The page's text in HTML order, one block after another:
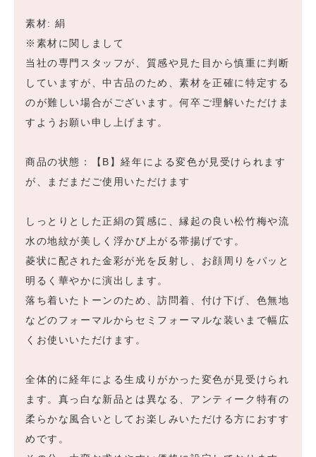
素材: 絹
※素材に関しまして
当社の専門スタッフが、質感や見た目から慎重に判断
していますが、中古品のため、素材を正確に特定する
のが難しい場合がございます。何卒ご理解いただけま
すようお願い申し上げます。
商品の状態：【B】経年による変色が見受けられます
が、まだまだご使用いただけます
しっとりとした正絹の質感に、縁起の良い松竹梅や流
水の地紋が美しく浮かび上がる帯揚げです。
菱状に配された金彩が光を反射し、お顔周りをパッと
明るく華やかに演出します。
落ち着いたトーンのため、訪問着、付け下げ、色無地
などのフォーマルからセミフォーマルな装いまで幅広
くお使いいただけます。
全体的に経年による生成りがかった変色が見受けられ
ます。真っ白な新品とは異なる、アンティーク特有の
柔らかな風合いとしてお楽しみいただける方におすす
めです。